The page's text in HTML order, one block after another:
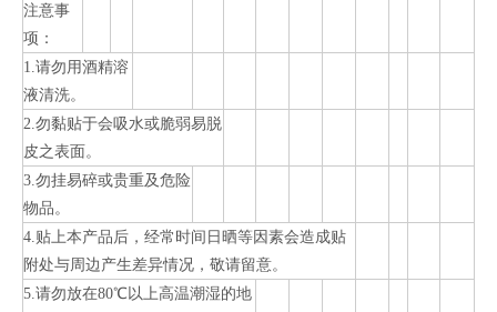
注意事
项：
1.请勿用酒精溶
液清洗。
2.勿黏贴于会吸水或脆弱易脱
皮之表面。
3.勿挂易碎或贵重及危险
物品。
4.贴上本产品后，经常时间日晒等因素会造成贴
附处与周边产生差异情况，敬请留意。
5.请勿放在80℃以上高温潮湿的地